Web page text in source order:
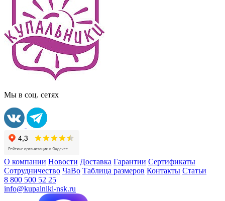
Мы в соц. сетях
О компании Новости Доставка Гарантии Сертификаты
Сотрудничество ЧаВо Таблица размеров Контакты Статьи
8 800 500 52 25
info@kupalniki-nsk.ru